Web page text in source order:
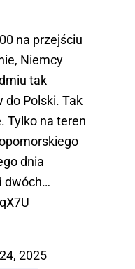
na przejściu
Niemcy
tak
do Polski. Tak
Tylko na teren
dnia
dwóch…
2025